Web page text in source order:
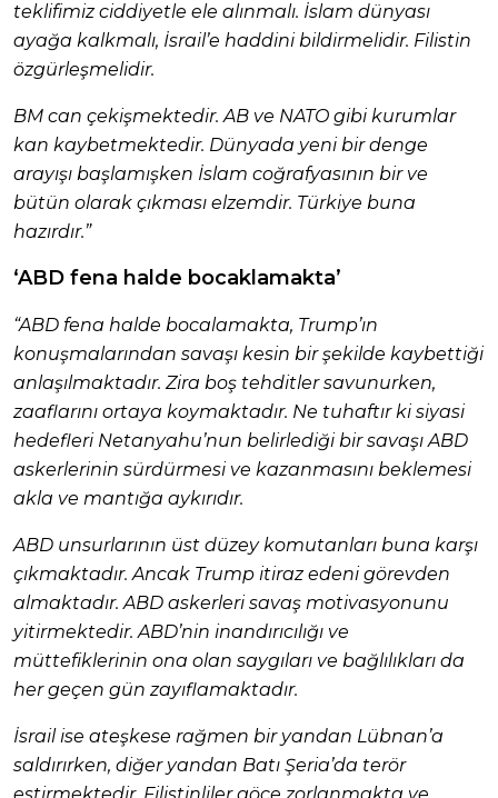
teklifimiz ciddiyetle ele alınmalı. İslam dünyası
ayağa kalkmalı, İsrail’e haddini bildirmelidir. Filistin
özgürleşmelidir.
BM can çekişmektedir. AB ve NATO gibi kurumlar
kan kaybetmektedir. Dünyada yeni bir denge
arayışı başlamışken İslam coğrafyasının bir ve
bütün olarak çıkması elzemdir. Türkiye buna
hazırdır.”
‘ABD fena halde bocaklamakta’
“ABD fena halde bocalamakta, Trump’ın
konuşmalarından savaşı kesin bir şekilde kaybettiği
anlaşılmaktadır. Zira boş tehditler savunurken,
zaaflarını ortaya koymaktadır. Ne tuhaftır ki siyasi
hedefleri Netanyahu’nun belirlediği bir savaşı ABD
askerlerinin sürdürmesi ve kazanmasını beklemesi
akla ve mantığa aykırıdır.
ABD unsurlarının üst düzey komutanları buna karşı
çıkmaktadır. Ancak Trump itiraz edeni görevden
almaktadır. ABD askerleri savaş motivasyonunu
yitirmektedir. ABD’nin inandırıcılığı ve
müttefiklerinin ona olan saygıları ve bağlılıkları da
her geçen gün zayıflamaktadır.
İsrail ise ateşkese rağmen bir yandan Lübnan’a
saldırırken, diğer yandan Batı Şeria’da terör